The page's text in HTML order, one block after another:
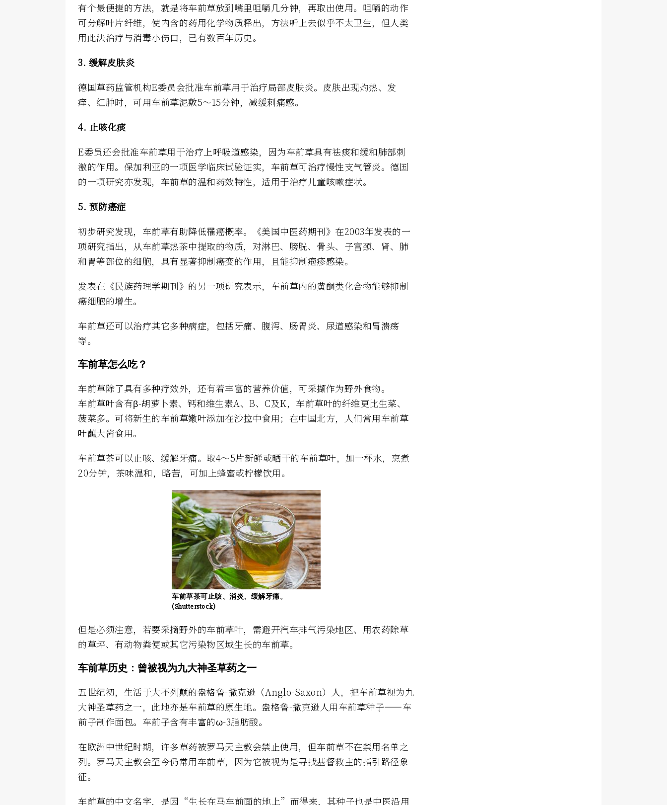
有个最便捷的方法，就是将车前草放到嘴里咀嚼几分钟，再取出使用。咀嚼的动作
可分解叶片纤维，使内含的药用化学物质释出，方法听上去似乎不太卫生，但人类
用此法治疗与消毒小伤口，已有数百年历史。
3. 缓解皮肤炎
德国草药监管机构E委员会批准车前草用于治疗局部皮肤炎。皮肤出现灼热、发
痒、红肿时，可用车前草泥敷5～15分钟，减缓刺痛感。
4. 止咳化痰
E委员还会批准车前草用于治疗上呼吸道感染，因为车前草具有祛痰和缓和肺部刺
激的作用。保加利亚的一项医学临床试验证实，车前草可治疗慢性支气管炎。德国
的一项研究亦发现，车前草的温和药效特性，适用于治疗儿童咳嗽症状。
5. 预防癌症
初步研究发现，车前草有助降低罹癌概率。《美国中医药期刊》在2003年发表的一
项研究指出，从车前草热茶中提取的物质，对淋巴、膀胱、骨头、子宫颈、肾、肺
和胃等部位的细胞，具有显著抑制癌变的作用，且能抑制疱疹感染。
发表在《民族药理学期刊》的另一项研究表示，车前草内的黄酮类化合物能够抑制
癌细胞的增生。
车前草还可以治疗其它多种病症，包括牙痛、腹泻、肠胃炎、尿道感染和胃溃疡
等。
车前草怎么吃？
车前草除了具有多种疗效外，还有着丰富的营养价值，可采撷作为野外食物。
车前草叶含有β-胡萝卜素、钙和维生素A、B、C及K，车前草叶的纤维更比生菜、
菠菜多。可将新生的车前草嫩叶添加在沙拉中食用；在中国北方，人们常用车前草
叶蘸大酱食用。
车前草茶可以止咳、缓解牙痛。取4～5片新鲜或晒干的车前草叶，加一杯水，烹煮
20分钟，茶味温和，略苦，可加上蜂蜜或柠檬饮用。
车前草茶可止咳、消炎、缓解牙痛。
(Shutterstock)
但是必须注意，若要采摘野外的车前草叶，需避开汽车排气污染地区、用农药除草
的草坪、有动物粪便或其它污染物区域生长的车前草。
车前草历史：曾被视为九大神圣草药之一
五世纪初，生活于大不列颠的盎格鲁-撒克逊（Anglo-Saxon）人，把车前草视为九
大神圣草药之一，此地亦是车前草的原生地。盎格鲁-撒克逊人用车前草种子——车
前子制作面包。车前子含有丰富的ω-3脂肪酸。
在欧洲中世纪时期，许多草药被罗马天主教会禁止使用，但车前草不在禁用名单之
列。罗马天主教会至今仍常用车前草，因为它被视为是寻找基督救主的指引路径象
征。
车前草的中文名字，是因“生长在马车前面的地上”而得来，其种子也是中医沿用